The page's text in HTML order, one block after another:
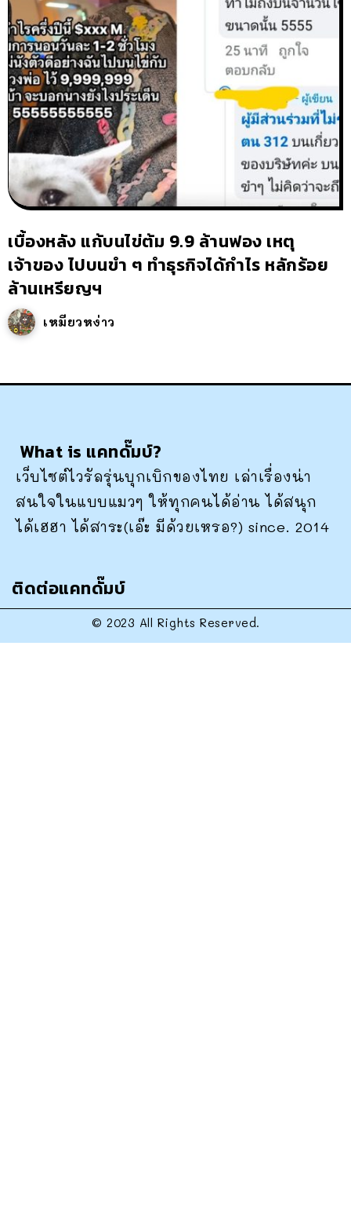
เบื้องหลัง แก้บนไข่ต้ม 9.9 ล้านฟอง เหตุ
เจ้าของ ไปบนขำ ๆ ทำธุรกิจได้กำไร หลักร้อย
ล้านเหรียญฯ
เหมียวหง่าว
What is แคทดั๊มบ์?
เว็บไซต์ไวรัลรุ่นบุกเบิกของไทย เล่าเรื่องน่า
สนใจในแบบแมวๆ ให้ทุกคนได้อ่าน ได้สนุก
ได้เฮฮา ได้สาระ(เอ๊ะ มีด้วยเหรอ?) since. 2014
ติดต่อแคทดั๊มบ์
© 2023 All Rights Reserved.